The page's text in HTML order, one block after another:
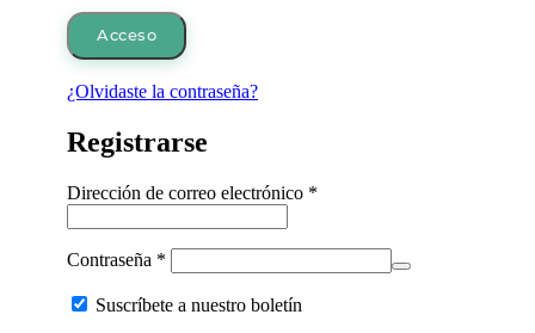
Acceso
¿Olvidaste la contraseña?
Registrarse
Dirección de correo electrónico *
Contraseña *
Suscríbete a nuestro boletín